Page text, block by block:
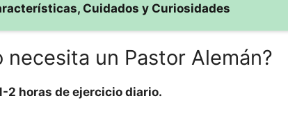
Cuidados y Curiosidades
un Pastor Alemán?
2 horas de ejercicio diario.